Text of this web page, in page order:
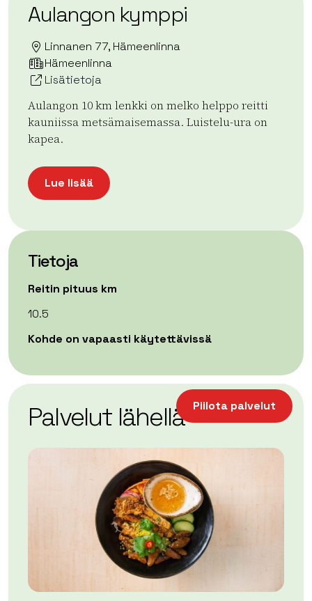
Aulangon kymppi
Linnanen 77, Hämeenlinna
Hämeenlinna
Lisätietoja
Aulangon 10 km lenkki on melko helppo reitti
kauniissa metsämaisemassa. Luistelu-ura on
kapea.
Lue lisää
Tietoja
Reitin pituus km
10.5
Kohde on vapaasti käytettävissä
−
Leaflet| ©OpenStreetMap
Piilota palvelut
Palvelut lähellä